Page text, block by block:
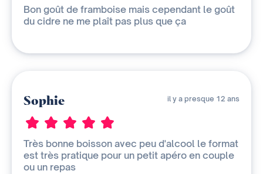
Bon goût de framboise mais cependant le goût
du cidre ne me plaît pas plus que ça
Sophie il y a presque 12 ans
Très bonne boisson avec peu d'alcool le format
est très pratique pour un petit apéro en couple
ou un repas